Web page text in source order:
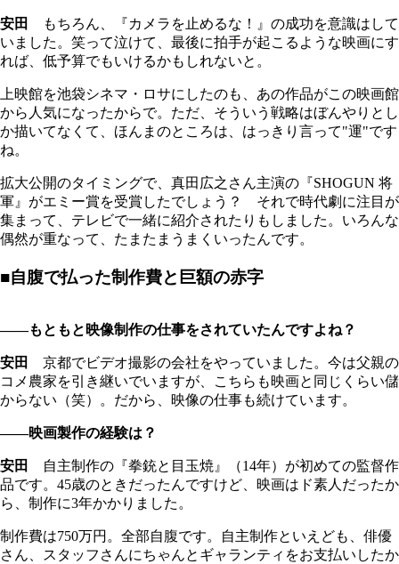
安田
もちろん、『カメラを止めるな！』の成功を意識はして
いました。笑って泣けて、最後に拍手が起こるような映画にす
れば、低予算でもいけるかもしれないと。
上映館を池袋シネマ・ロサにしたのも、あの作品がこの映画館
から人気になったからで。ただ、そういう戦略はぼんやりとし
か描いてなくて、ほんまのところは、はっきり言って"運"です
ね。
拡大公開のタイミングで、真田広之さん主演の『SHOGUN 将
軍』がエミー賞を受賞したでしょう？ それで時代劇に注目が
集まって、テレビで一緒に紹介されたりもしました。いろんな
偶然が重なって、たまたまうまくいったんです。
■自腹で払った制作費と巨額の赤字
――もともと映像制作の仕事をされていたんですよね？
安田
京都でビデオ撮影の会社をやっていました。今は父親の
コメ農家を引き継いでいますが、こちらも映画と同じくらい儲
からない（笑）。だから、映像の仕事も続けています。
――映画製作の経験は？
安田
自主制作の『拳銃と目玉焼』（14年）が初めての監督作
品です。45歳のときだったんですけど、映画はド素人だったか
ら、制作に3年かかりました。
制作費は750万円。全部自腹です。自主制作といえども、俳優
さん、スタッフさんにちゃんとギャランティをお支払いしたか